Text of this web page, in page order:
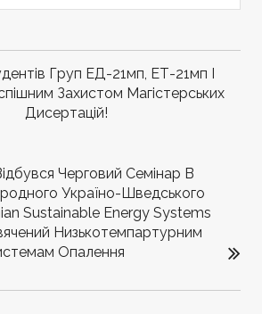
Груп ЕД-21мп, ЕТ-21мп І
Захистом Магістерських
Дисертацій!
Черговий Семінар В
Україно-Шведського
Sustainable Energy Systems
Низькотемпартурним
Опалення